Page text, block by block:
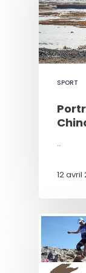
SPORT
…
12 avril